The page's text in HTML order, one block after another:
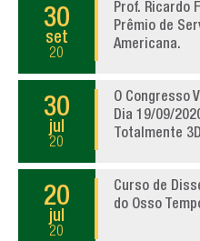
30
set
20
Prof. Ricardo
Prêmio de
Americana.
30
jul
20
O Congresso
Dia 19/09/
Totalmente
20
jul
20
Curso de
do Osso